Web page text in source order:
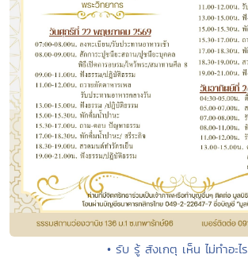
• รับ รู้ สังเกตุ เห็น ไม่ทำอะไร